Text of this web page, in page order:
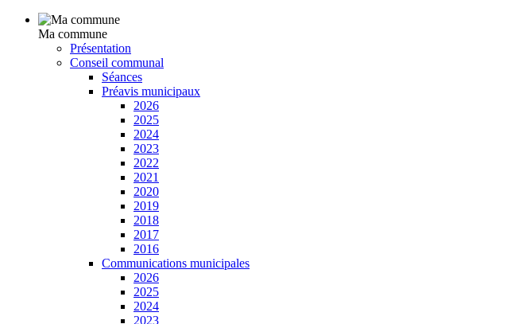
Ma commune
Présentation
Conseil communal
Séances
Préavis municipaux
2026
2025
2024
2023
2022
2021
2020
2019
2018
2017
2016
Communications municipales
2026
2025
2024
2023